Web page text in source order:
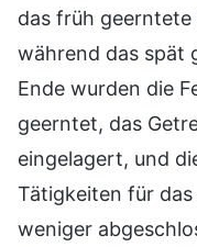
das früh
während das spät
Ende wurden die
geerntet, das
eingelagert, und
Tätigkeiten für
weniger